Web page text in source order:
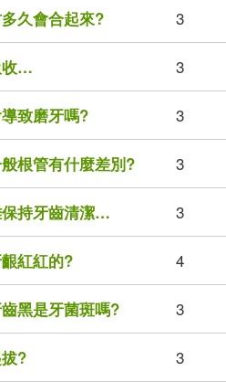
久會合起來? 3
收… 3
致磨牙嗎? 3
根管有什麼差別? 3
持牙齒清潔… 3
紅紅的? 4
黑是牙菌斑嗎? 3
? 3